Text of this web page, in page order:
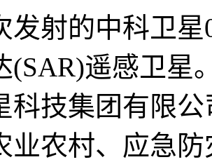
的中科卫星
(SAR)遥感卫星
科技集团有限
业农村、应急